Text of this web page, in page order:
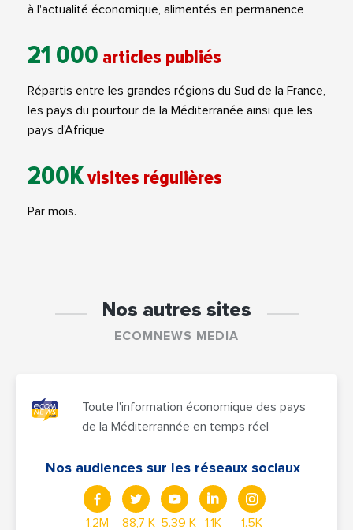
à l'actualité économique, alimentés en permanence
21 000 articles publiés
Répartis entre les grandes régions du Sud de la France,
les pays du pourtour de la Méditerranée ainsi que les
pays d'Afrique
200Kvisites régulières
Par mois.
Nos autres sites
ECOMNEWS MEDIA
Toute l'information économique des pays
de la Méditerrannée en temps réel
Nos audiences sur les réseaux sociaux
1,2M 88,7 K 5.39 K 1,1K 1.5K